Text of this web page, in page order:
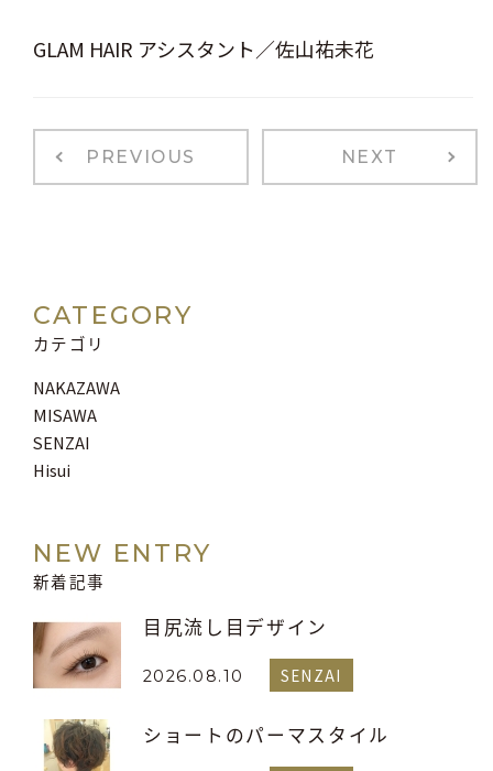
GLAM HAIR アシスタント／佐山祐未花
PREVIOUS NEXT
CATEGORY
カテゴリ
NAKAZAWA
MISAWA
SENZAI
Hisui
NEW ENTRY
新着記事
目尻流し目デザイン
2026.08.10 SENZAI
ショートのパーマスタイル